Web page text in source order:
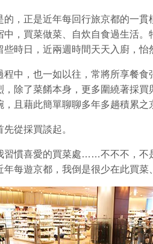
的，正是近年每回行旅京都的一
中，買菜做菜、自炊自食過生活
些時日，近兩週時間天天入廚，怡
程中，也一如以往，常將所享餐
，除了菜餚本身，更多圍繞著採
，且藉此簡單聊聊多年多趟積累之
先從採買談起。
習慣喜愛的買菜處……不不不，不
年每遊京都，我倒是很少在此買菜